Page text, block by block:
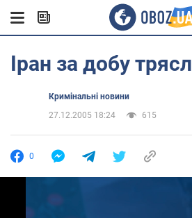
Іран за добу
Кримінальні новини
27.12.2005 18:24
615
0